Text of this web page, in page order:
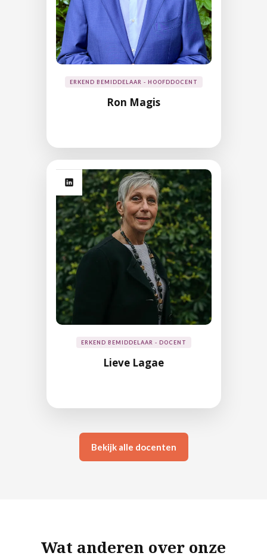
ERKEND BEMIDDELAAR - HOOFDDOCENT
Ron Magis
ERKEND BEMIDDELAAR - DOCENT
Lieve Lagae
Bekijk alle docenten
Wat anderen over onze